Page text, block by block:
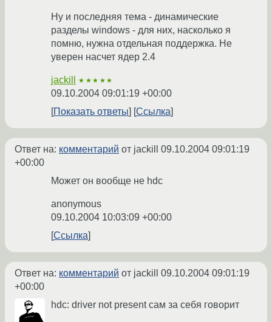
Ну и последняя тема - динамические
разделы windows - для них, насколько я
помню, нужна отдельная поддержка. Не
уверен насчет ядер 2.4
jackill ★★★★★
09.10.2004 09:01:19 +00:00
Показать ответы
Ссылка
Ответ на: комментарий от jackill 09.10.2004 09:01:19
+00:00
Может он вообще не hdc
anonymous
09.10.2004 10:03:09 +00:00
Ссылка
Ответ на: комментарий от jackill 09.10.2004 09:01:19
+00:00
hdc: driver not present сам за себя говорит